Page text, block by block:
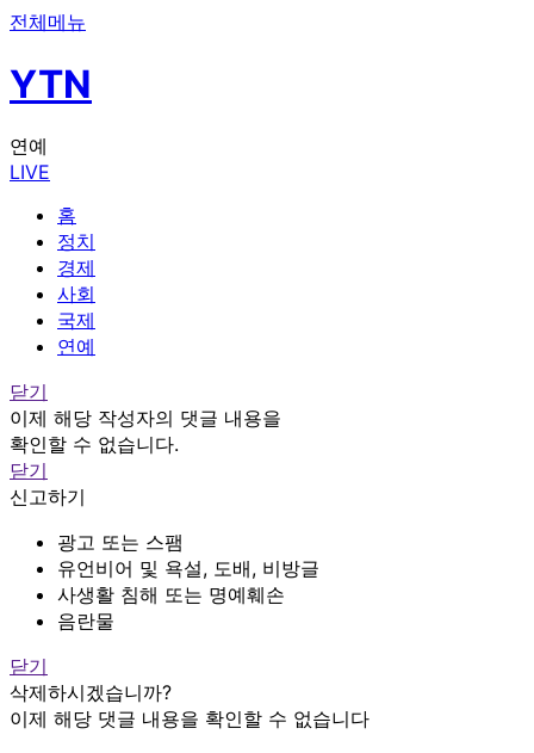
전체메뉴
YTN
연예
LIVE
홈
정치
경제
사회
국제
연예
닫기
이제 해당 작성자의 댓글 내용을
확인할 수 없습니다.
닫기
신고하기
광고 또는 스팸
유언비어 및 욕설, 도배, 비방글
사생활 침해 또는 명예훼손
음란물
닫기
삭제하시겠습니까?
이제 해당 댓글 내용을 확인할 수 없습니다